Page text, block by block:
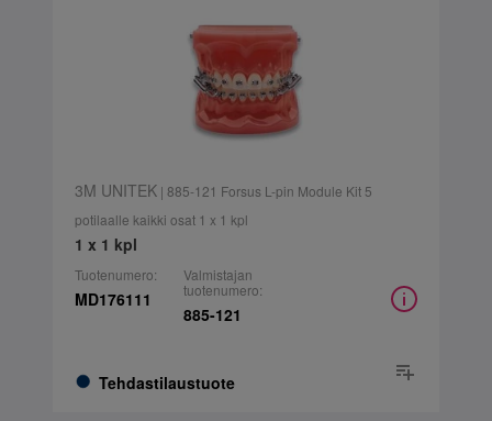
3M UNITEK| 885-121 Forsus L-pin Module Kit 5
potilaalle kaikki osat 1 x 1 kpl
1 x 1 kpl
Tuotenumero:
MD176111
Tehdastilaustuote
Valmistajan
tuotenumero:
885-121